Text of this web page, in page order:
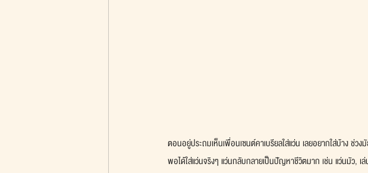
ตอนอยู่ประถมเห็นเพื่อนเซนต์คาเบรียลใส่แว่น เลยอยากใส่บ้าง ช่ว
พอได้ใส่แว่นจริงๆ แว่นกลับกลายเป็นปัญหาชีวิตมาก เช่น แว่นมัว,